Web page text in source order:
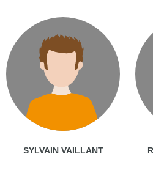
SYLVAIN VAILLANT